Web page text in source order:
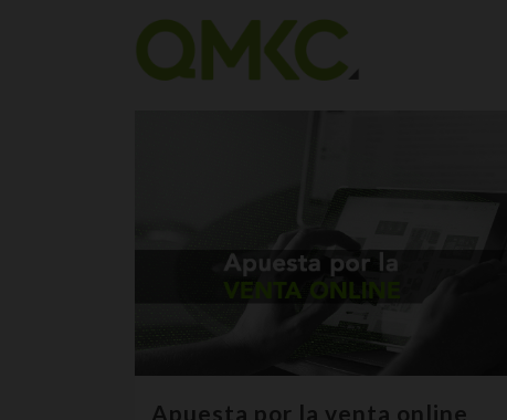
Apuesta por la venta online